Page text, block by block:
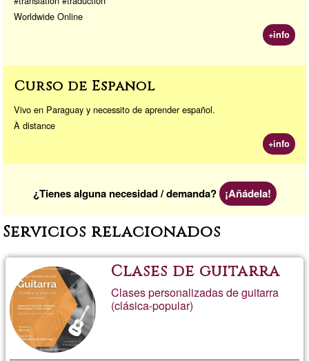
Worldwide Online
+info
Curso de Español
Vivo en Paraguay y necessito de aprender español.
À distance
+info
¿Tienes alguna necesidad / demanda? ¡Añádela!
Servicios relacionados
Clases de guitarra
Clases personalizadas de guitarra
(clásica-popular)